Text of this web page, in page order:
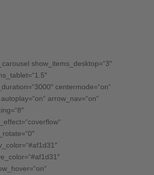
show_items_desktop=“3″
centermode=“on“
autoplay=“on“ arrow_nav=“on“